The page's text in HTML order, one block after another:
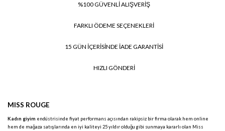
%100 GÜVENLİ ALIŞVERİŞ
FARKLI ÖDEME SEÇENEKLERİ
15 GÜN İÇERİSİNDE İADE GARANTİSİ
HIZLI GÖNDERİ
MISS ROUGE
Kadın giyim endüstrisinde fiyat performans açısından rakipsiz bir firma olarak hem online
hem de mağaza satışlarında en iyi kaliteyi 25 yıldır olduğu gibi sunmaya kararlı olan Miss